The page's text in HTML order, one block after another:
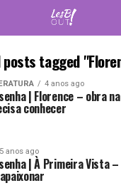
posts tagged
4 anos ago
| Florence – obra
conhecer
5 anos ago
| À Primeira Vista